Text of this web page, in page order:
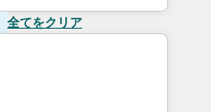
全てをクリア